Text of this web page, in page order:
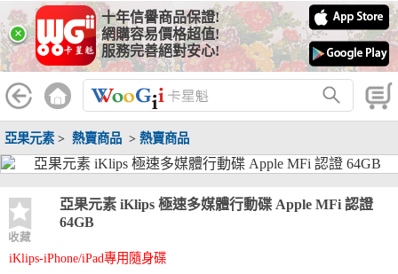
×
十年信譽商品保證!
網購容易價格超值!
服務完善絕對安心!
亞果元素> 熱賣商品 > 熱賣商品
收藏
亞果元素 iKlips 極速多媒體行動碟 Apple MFi 認證
64GB
iKlips-iPhone/iPad專用隨身碟
線上分期銀行
WooGii 與 綠界 合作，『信用卡分期付款』 與 『信用卡零利率
分期付款』 的配合銀行如下：
分期期數 提供分期之銀行
3期
兆豐銀行、合作金庫、第一銀行、華南銀行、
彰化銀行、上海銀行、富邦銀行、國泰世華、
臺灣新光銀行、陽信銀行、聯邦銀行、遠東商
託、台灣樂天、三信商銀